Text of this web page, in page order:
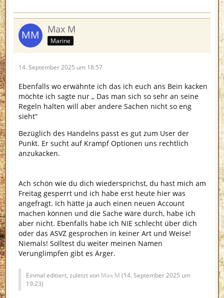
Max M
Marine
14. September 2025 um 18:57
Ebenfalls wo erwähnte ich das ich euch ans Bein kacken
möchte ich sagte nur „ Das man sich so sehr an seine
Regeln halten will aber andere Sachen nicht so eng
sieht“
Bezüglich des Handelns passt es gut zum User der
Punkt. Er sucht auf Krampf Optionen uns rechtlich
anzukacken.
Ach schön wie du dich wiedersprichst, du hast mich am
Freitag gesperrt und ich habe erst heute hier was
angefragt. Ich hätte ja auch einen neuen Account
machen können und die Sache wäre durch, habe ich
aber nicht. Ebenfalls habe ich NIE schlecht über dich
oder das ASVZ gesprochen in keiner Art und Weise!
Niemals! Solltest du weiter meinen Namen
Verunglimpfen gibt es Ärger.
Einmal editiert, zuletzt von Max M (14. September 2025 um
19:23)